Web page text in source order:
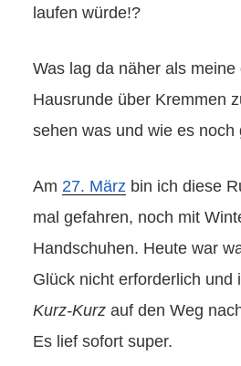
laufen würde!?
Was lag da näher als meine
Hausrunde über Kremmen
sehen was und wie es noch
Am 27. März bin ich diese
mal gefahren, noch mit
Handschuhen. Heute war
Glück nicht erforderlich und
Kurz-Kurz auf den Weg
Es lief sofort super.